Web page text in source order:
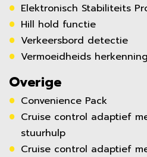
Elektronisch Stabiliteits
Hill hold functie
Verkeersbord detectie
Vermoeidheids herkenning
Overige
Convenience Pack
Cruise control adaptief
stuurhulp
Cruise control adaptief